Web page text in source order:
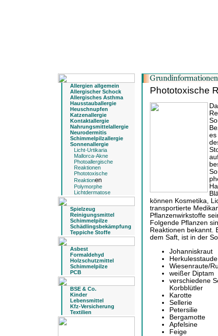
Allergien allgemein
Allergischer Schock
Allergisches Asthma
Hausstauballergie
Heuschnupfen
Katzenallergie
Kontaktallergie
Nahrungsmittelallergie
Neurodermitis
Schimmelpilzallergie
Sonnenallergie
Licht-Urtikaria
Mallorca-Akne
Photoallergische
Reaktionen
Phototoxische
Reaktionen
Polymorphe
Lichtdermatose
Spielzeug
Reinigungsmittel
Schimmelpilze
Schädlingsbekämpfung
Teppiche Stoffe
Asbest
Formaldehyd
Holzschutzmittel
Schimmelpilze
PCB
BSE & Co.
Kinder
Lebensmittel
Kfz-Versicherung
Textilien
Phototoxische
es
können Kosmetika,
transportierte
Pflanzenwirkstoffe
Folgende Pflanzen
Reaktionen bekannt.
dem Saft, ist in der
Johanniskraut
Wiesenraute/
weißer Diptam
verschiedene
Korbblütler
Karotte
Sellerie
Petersilie
Bergamotte
Apfelsine
Feige